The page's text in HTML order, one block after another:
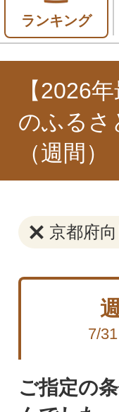
ランキング
【2026
のふるさ
（週間）
京都府
7/
ご指定の